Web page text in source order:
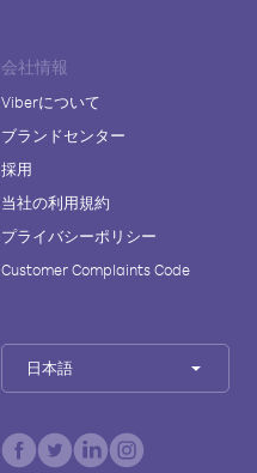
会社情報
Viberについて
ブランドセンター
採用
当社の利用規約
プライバシーポリシー
Customer Complaints Code
日本語